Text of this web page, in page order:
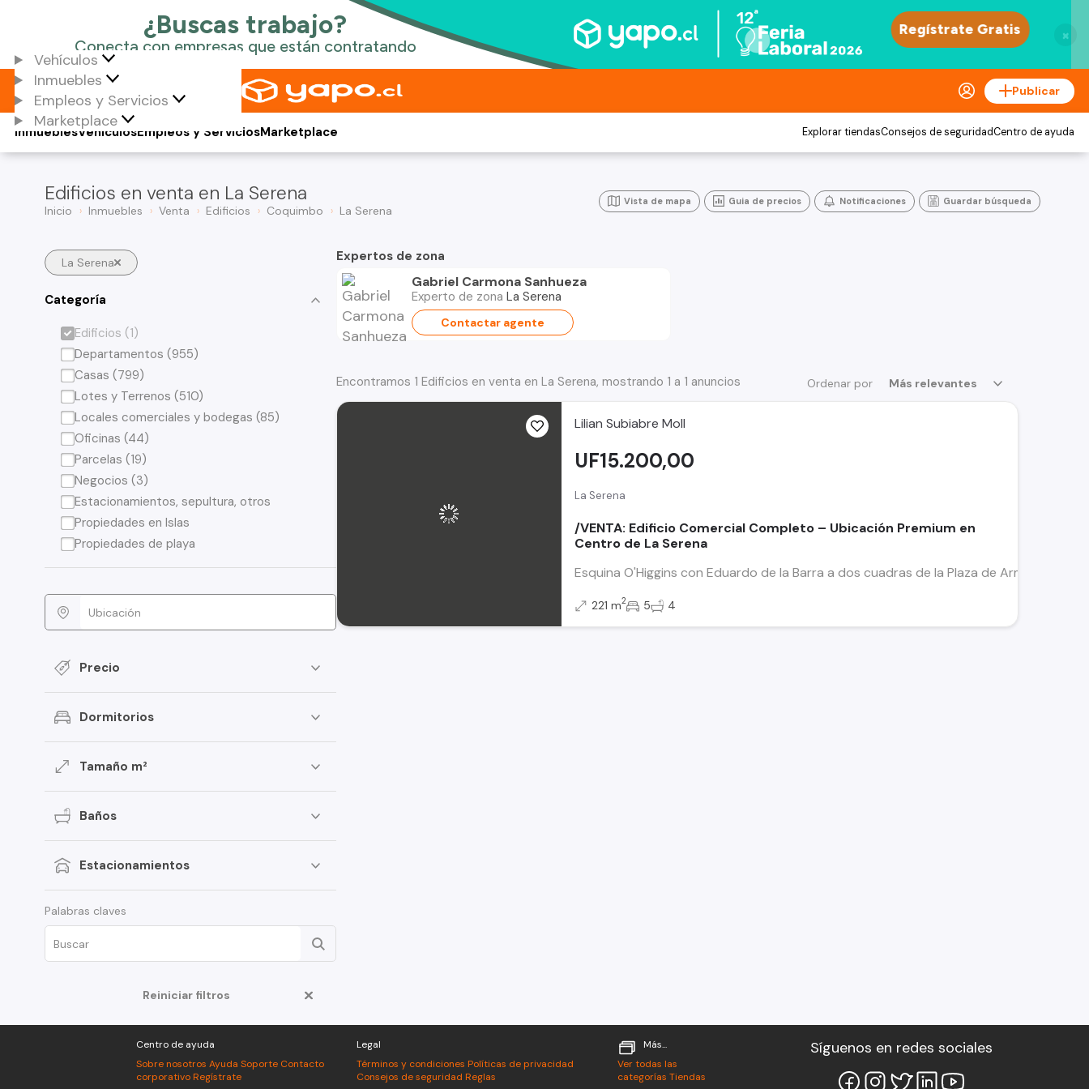
×
Vehículos
Inmuebles
Empleos y Servicios
Marketplace
Publicar
Vehículos
Inmuebles Empleos y ServiciosMarketplace Explorar tiendasConsejos de seguridadCentro de ayuda
Edificios en venta en La Serena
Inicio Inmuebles Venta Edificios Coquimbo La Serena
Vista de mapa Guia de precios Notificaciones Guardar búsqueda
La Serena
Categoría
Edificios (1)
Departamentos (955)
Casas (799)
Lotes y Terrenos (510)
Locales comerciales y bodegas (85)
Oficinas (44)
Parcelas (19)
Negocios (3)
Estacionamientos, sepultura, otros
Propiedades en Islas
Propiedades de playa
Precio
Dormitorios
Tamaño m²
Baños
Estacionamientos
Palabras claves
Reiniciar filtros
Expertos de zona
Gabriel Carmona Sanhueza
Experto de zona La Serena
Contactar agente
Ordenar por Más relevantes
Encontramos 1 Edificios en venta en La Serena, mostrando 1 a 1 anuncios
Lilian Subiabre Moll
La Serena
/VENTA: Edificio Comercial Completo – Ubicación Premium en
Centro de La Serena
Esquina O'Higgins con Eduardo de la Barra a dos cuadras de la Plaza de Armas
UF15.200,00
221 m2 5 4
Centro de ayuda
Sobre nosotros Ayuda Soporte Contacto
corporativo Regístrate
Legal
Términos y condiciones Políticas de privacidad
Consejos de seguridad Reglas
Más...
Ver todas las
categorías Tiendas
Síguenos en redes sociales